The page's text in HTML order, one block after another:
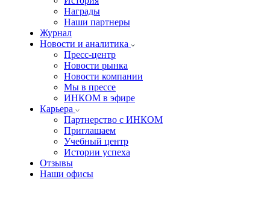
Награды
Наши партнеры
Журнал
Новости и аналитика
Пресс-центр
Новости рынка
Новости компании
Мы в прессе
ИНКОМ в эфире
Карьера
Партнерство с ИНКОМ
Приглашаем
Учебный центр
Истории успеха
Отзывы
Наши офисы